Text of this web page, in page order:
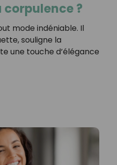
?
mode indéniable. Il
souligne la
une touche d’élégance